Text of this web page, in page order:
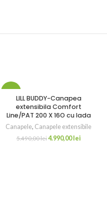
LILL BUDDY-Canapea
extensibila Comfort
Line/PAT 200 X 16O cu lada
Canapele, Canapele extensibile
5.490,00lei4.990,00 lei